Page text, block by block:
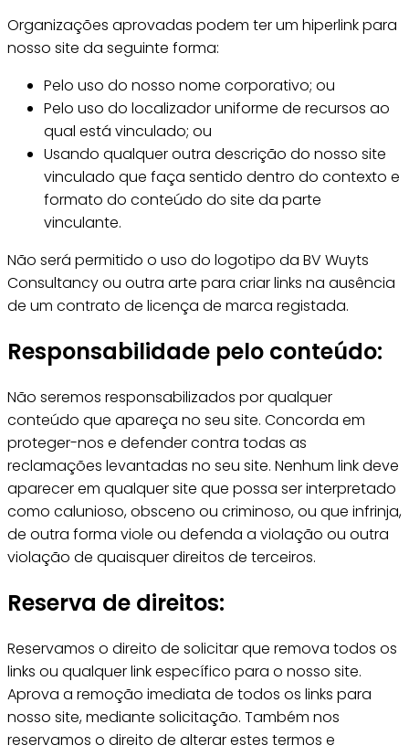
Organizações aprovadas podem ter um hiperlink para
nosso site da seguinte forma:
Pelo uso do nosso nome corporativo; ou
Pelo uso do localizador uniforme de recursos ao
qual está vinculado; ou
Usando qualquer outra descrição do nosso site
vinculado que faça sentido dentro do contexto e
formato do conteúdo do site da parte
vinculante.
Não será permitido o uso do logotipo da BV Wuyts
Consultancy ou outra arte para criar links na ausência
de um contrato de licença de marca registada.
Responsabilidade pelo conteúdo:
Não seremos responsabilizados por qualquer
conteúdo que apareça no seu site. Concorda em
proteger-nos e defender contra todas as
reclamações levantadas no seu site. Nenhum link deve
aparecer em qualquer site que possa ser interpretado
como calunioso, obsceno ou criminoso, ou que infrinja,
de outra forma viole ou defenda a violação ou outra
violação de quaisquer direitos de terceiros.
Reserva de direitos:
Reservamos o direito de solicitar que remova todos os
links ou qualquer link específico para o nosso site.
Aprova a remoção imediata de todos os links para
nosso site, mediante solicitação. Também nos
reservamos o direito de alterar estes termos e